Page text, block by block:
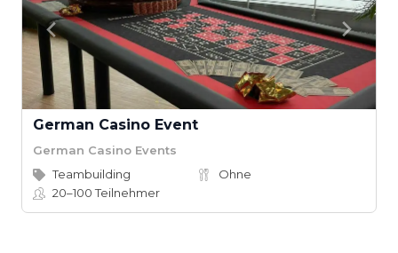
German Casino Event
German Casino Events
Teambuilding
Ohne
20–100Teilnehmer